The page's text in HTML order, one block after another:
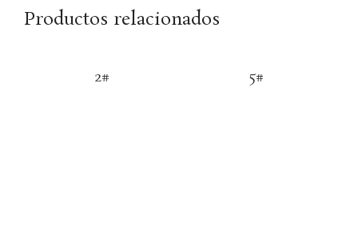
Productos relacionados
2# 5#